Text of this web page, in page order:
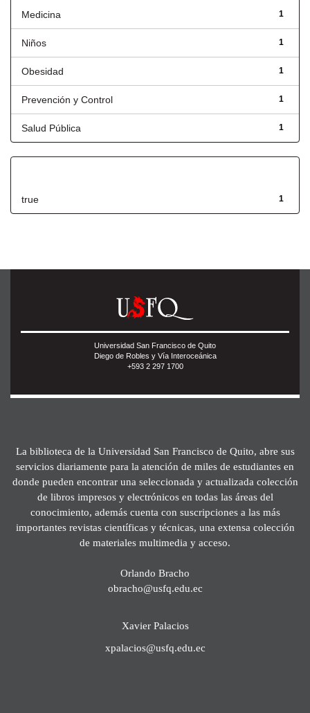
1
Medicina
1
Niños
1
Obesidad
1
Prevención y Control
1
Salud Pública
1
true
Universidad San Francisco de Quito
Diego de Robles y Vía Interoceánica
+593 2 297 1700
La biblioteca de la Universidad San Francisco de Quito, abre sus
servicios diariamente para la atención de miles de estudiantes en
donde pueden encontrar una seleccionada y actualizada colección
de libros impresos y electrónicos en todas las áreas del
conocimiento, además cuenta con suscripciones a las más
importantes revistas científicas y técnicas, una extensa colección
de materiales multimedia y acceso.
Orlando Bracho
obracho@usfq.edu.ec
Xavier Palacios
xpalacios@usfq.edu.ec